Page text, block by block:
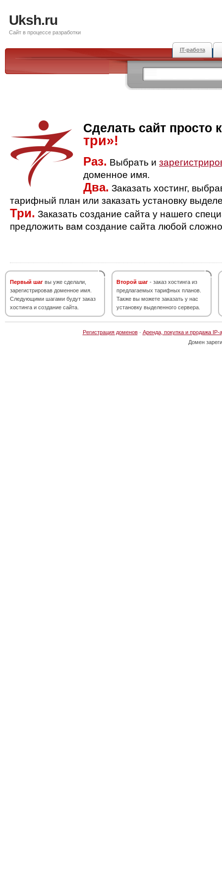
Uksh.ru
Сайт в процессе разработки
IT-работа
Сделать сайт просто
три»!
Раз. Выбрать и
доменное имя.
Два. Заказать хостинг,
тарифный план или заказать установку
Три. Заказать создание сайта у нашего
предложить вам создание сайта любой
Первый шаг вы уже сделали,
зарегистрировав доменное имя.
Следующими шагами будут заказ
хостинга и создание сайта.
Второй шаг - заказ хостинга из
предлагаемых тарифных планов.
Также вы можете заказать у нас
установку выделенного сервера.
Регистрация доменов· Аренда, покупка и продажа IP-
Домен